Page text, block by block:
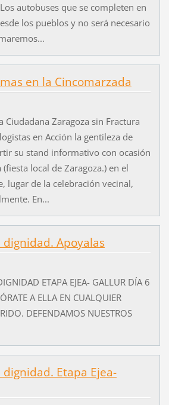
autobuses que se completen en
los pueblos y no será necesario
en la Cincomarzada
Ciudadana Zaragoza sin Fractura
en Acción la gentileza de
su stand informativo con ocasión
local de Zaragoza.) en el
lugar de la celebración vecinal,
En...
Apoyalas
ETAPA EJEA- GALLUR DÍA 6
A ELLA EN CUALQUIER
DEFENDAMOS NUESTROS
Etapa Ejea-